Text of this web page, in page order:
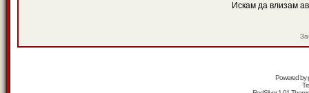
Искам да влизам
Powered by